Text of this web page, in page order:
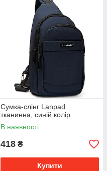
Сумка-слінг Lanpad
тканинна, синій колір
В наявності
418 ₴
Купити